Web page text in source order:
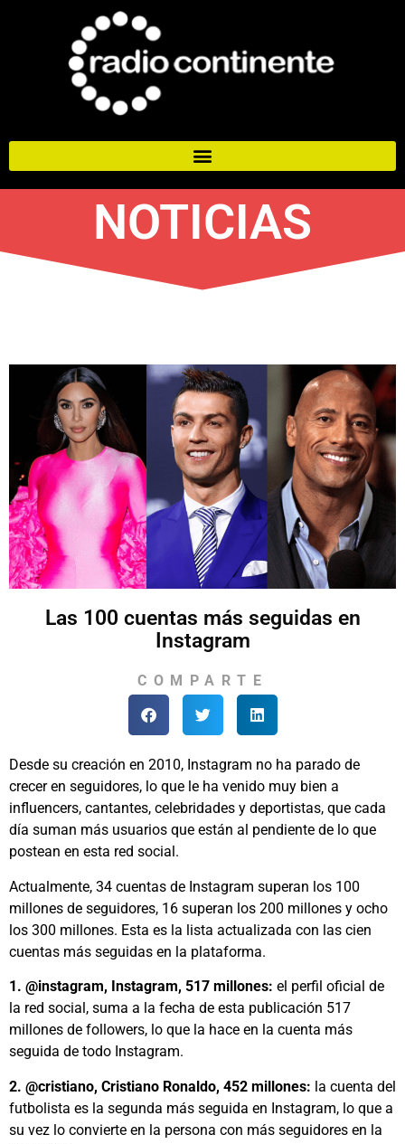
NOTICIAS
Las 100 cuentas más seguidas en
Instagram
COMPARTE
Desde su creación en 2010, Instagram no ha parado de
crecer en seguidores, lo que le ha venido muy bien a
influencers, cantantes, celebridades y deportistas, que cada
día suman más usuarios que están al pendiente de lo que
postean en esta red social.
Actualmente, 34 cuentas de Instagram superan los 100
millones de seguidores, 16 superan los 200 millones y ocho
los 300 millones. Esta es la lista actualizada con las cien
cuentas más seguidas en la plataforma.
1. @instagram, Instagram, 517 millones: el perfil oficial de
la red social, suma a la fecha de esta publicación 517
millones de followers, lo que la hace en la cuenta más
seguida de todo Instagram.
2. @cristiano, Cristiano Ronaldo, 452 millones: la cuenta del
futbolista es la segunda más seguida en Instagram, lo que a
su vez lo convierte en la persona con más seguidores en la